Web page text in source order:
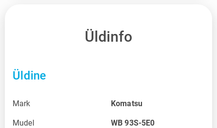
Üldinfo
Üldine
Mark Komatsu
Mudel WB 93S-5E0